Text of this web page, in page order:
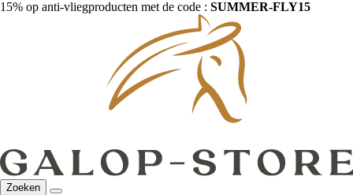
15% op anti-vliegproducten met de code : SUMMER-FLY15
Zoeken